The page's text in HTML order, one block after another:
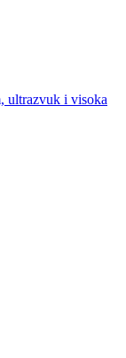
ultrazvuk i visoka